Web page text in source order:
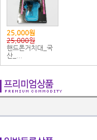
25,000원
25,000원
핸드폰거치대_국
산_...